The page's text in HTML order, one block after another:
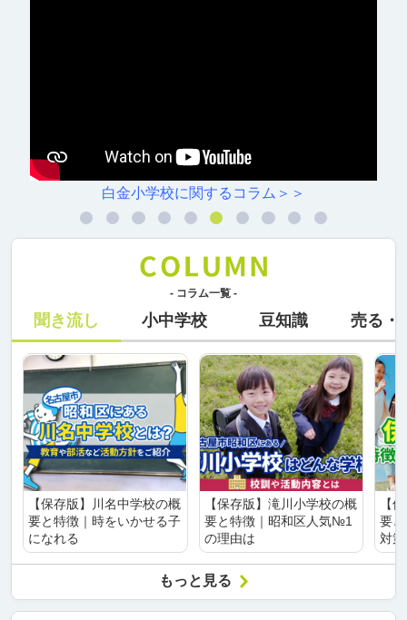
白金小学校に関するコラム＞＞
- コラム一覧 -
聞き流し 小中学校 豆知識 売る・
【保存版】川名中学校の概
要と特徴｜時をいかせる子
になれる
【保存版】滝川小学校の概
要と特徴｜昭和区人気№1
の理由は
【
要
対
もっと見る